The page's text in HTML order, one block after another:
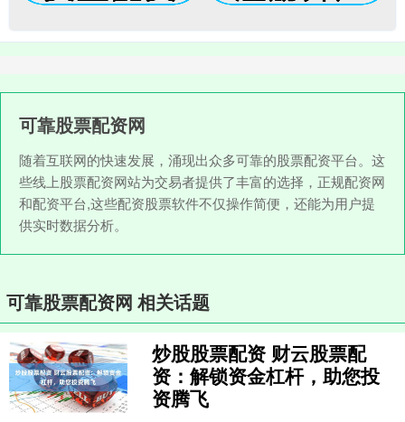
可靠股票配资网
随着互联网的快速发展，涌现出众多可靠的股票配资平台。这
些线上股票配资网站为交易者提供了丰富的选择，正规配资网
和配资平台,这些配资股票软件不仅操作简便，还能为用户提
供实时数据分析。
可靠股票配资网 相关话题
炒股股票配资 财云股票配
资：解锁资金杠杆，助您投
资腾飞